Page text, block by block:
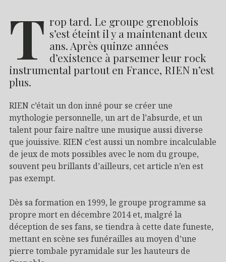
T rop tard. Le groupe grenoblois
s’est éteint il y a maintenant deux
ans. Après quinze années
d’existence à parsemer leur rock
instrumental partout en France, RIEN n’est
plus.
RIEN c’était un don inné pour se créer une
mythologie personnelle, un art de l’absurde, et un
talent pour faire naître une musique aussi diverse
que jouissive. RIEN c’est aussi un nombre incalculable
de jeux de mots possibles avec le nom du groupe,
souvent peu brillants d’ailleurs, cet article n’en est
pas exempt.
Dès sa formation en 1999, le groupe programme sa
propre mort en décembre 2014 et, malgré la
déception de ses fans, se tiendra à cette date funeste,
mettant en scène ses funérailles au moyen d’une
pierre tombale pyramidale sur les hauteurs de